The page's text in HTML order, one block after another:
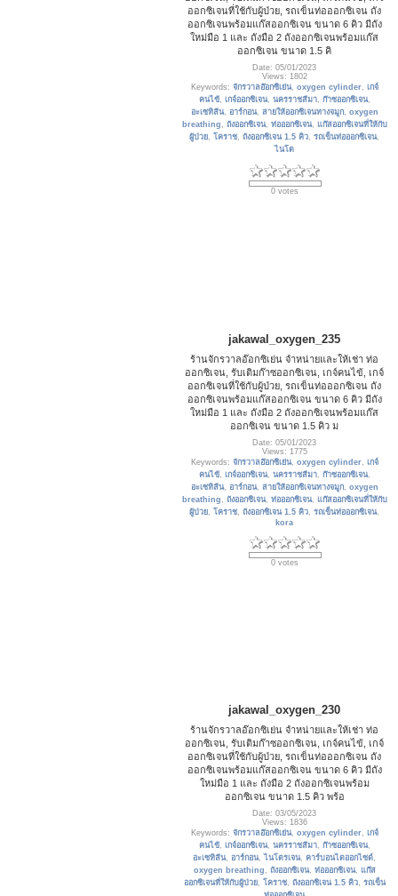
ออกซิเจนที่ใช้กับผู้ป่วย, รถเข็นท่อออกซิเจน ถัง
ออกซิเจนพร้อมแก๊สออกซิเจน ขนาด 6 คิว มีถัง
ใหม่มือ 1 และ ถังมือ 2 ถังออกซิเจนพร้อมแก๊ส
ออกซิเจน ขนาด 1.5 คิ
Date: 05/01/2023
Views: 1802
Keywords: จักรวาลอ๊อกซิเย่น, oxygen cylinder, เกจ์
คนไข้ , เกจ์ออกซิเจน, นครราชสีมา, ก๊าซออกซิเจน,
อะเซทิลีน, อาร์กอน, สายให้ออกซิเจนทางจมูก, oxygen
breathing , ถังออกซิเจน, ท่อออกซิเจน, แก๊สออกซิเจนที่ให้กับ
ผู้ป่วย,โคราช,ถังออกซิเจน 1.5 คิว,รถเข็นท่อออกซิเจน,
ไนโต
0 votes
jakawal_oxygen_235
ร้านจักรวาลอ๊อกซิเย่น จำหน่ายและให้เช่า ท่อ
ออกซิเจน, รับเติมก๊าซออกซิเจน, เกจ์คนไข้, เกจ์
ออกซิเจนที่ใช้กับผู้ป่วย, รถเข็นท่อออกซิเจน ถัง
ออกซิเจนพร้อมแก๊สออกซิเจน ขนาด 6 คิว มีถัง
ใหม่มือ 1 และ ถังมือ 2 ถังออกซิเจนพร้อมแก๊ส
ออกซิเจน ขนาด 1.5 คิว ม
Date: 05/01/2023
Views: 1775
Keywords: จักรวาลอ๊อกซิเย่น, oxygen cylinder, เกจ์
คนไข้ , เกจ์ออกซิเจน, นครราชสีมา, ก๊าซออกซิเจน,
อะเซทิลีน, อาร์กอน, สายให้ออกซิเจนทางจมูก, oxygen
breathing , ถังออกซิเจน, ท่อออกซิเจน, แก๊สออกซิเจนที่ให้กับ
ผู้ป่วย,โคราช,ถังออกซิเจน 1.5 คิว,รถเข็นท่อออกซิเจน,
kora
0 votes
jakawal_oxygen_230
ร้านจักรวาลอ๊อกซิเย่น จำหน่ายและให้เช่า ท่อ
ออกซิเจน, รับเติมก๊าซออกซิเจน, เกจ์คนไข้, เกจ์
ออกซิเจนที่ใช้กับผู้ป่วย, รถเข็นท่อออกซิเจน ถัง
ออกซิเจนพร้อมแก๊สออกซิเจน ขนาด 6 คิว มีถัง
ใหม่มือ 1 และ ถังมือ 2 ถังออกซิเจนพร้อม
ออกซิเจน ขนาด 1.5 คิว พร้อ
Date: 03/05/2023
Views: 1836
Keywords: จักรวาลอ๊อกซิเย่น, oxygen cylinder, เกจ์
คนไข้ , เกจ์ออกซิเจน, นครราชสีมา, ก๊าซออกซิเจน,
อะเซทิลีน, อาร์กอน,ไนโตรเจน,คาร์บอนไดออกไซด์,
oxygen breathing , ถังออกซิเจน, ท่อออกซิเจน, แก๊ส
ออกซิเจนที่ให้กับผู้ป่วย, โคราช, ถังออกซิเจน 1.5 คิว, รถเข็น